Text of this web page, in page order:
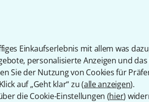
Einkaufserlebnis mit allem was
personalisierte Anzeigen und
Sie der Nutzung von Cookies für
auf „Geht klar“ zu (alle anzeigen).
die Cookie-Einstellungen (hier)